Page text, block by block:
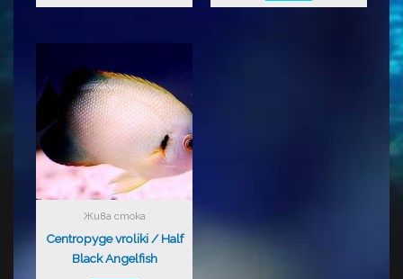
Жива стока
Centropyge vroliki / Half
Black Angelfish